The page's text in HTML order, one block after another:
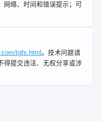
网络、时间和错误提示；可
tgfs.html。技术问题请
得提交违法、无权分享或涉